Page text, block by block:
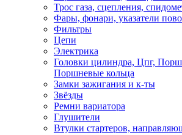
Трос газа, сцепления,
Фары, фонари, указатели
Фильтры
Цепи
Электрика
Головки цилиндра, Цпг,
Поршневые кольца
Замки зажигания и к-ты
Звёзды
Ремни вариатора
Глушители
Втулки стартеров,